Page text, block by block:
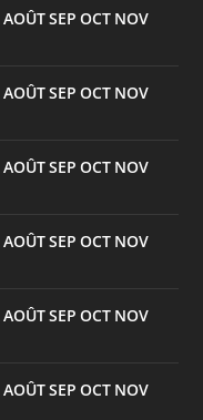
AOÛTSEP OCT NOV
AOÛTSEP OCT NOV
AOÛTSEP OCT NOV
AOÛTSEP OCT NOV
AOÛTSEP OCT NOV
AOÛTSEP OCT NOV